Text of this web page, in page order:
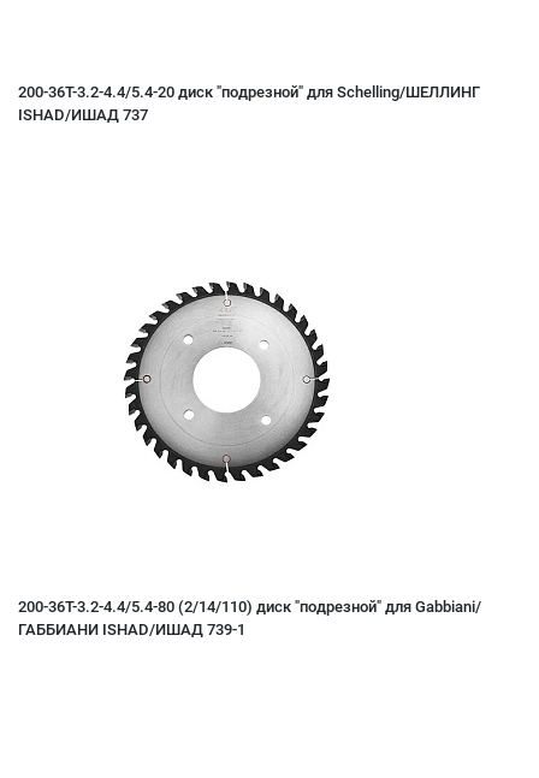
200-36T-3.2-4.4/5.4-20 диск "подрезной" для Schelling/ШЕЛЛИНГ
ISHAD/ИШАД 737
200-36T-3.2-4.4/5.4-80 (2/14/110) диск "подрезной" для Gabbiani/
ГАББИАНИ ISHAD/ИШАД 739-1